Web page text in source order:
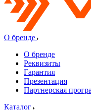
О бренде
О бренде
Реквизиты
Гарантия
Презентация
Партнерская
Каталог